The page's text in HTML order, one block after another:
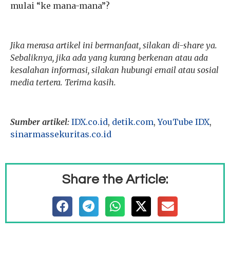
mulai “ke mana-mana”?
Jika merasa artikel ini bermanfaat, silakan di-share ya.
Sebaliknya, jika ada yang kurang berkenan atau ada
kesalahan informasi, silakan hubungi email atau sosial
media tertera. Terima kasih.
Sumber artikel: IDX.co.id, detik.com,YouTube IDX,
sinarmassekuritas.co.id
Share the Article: